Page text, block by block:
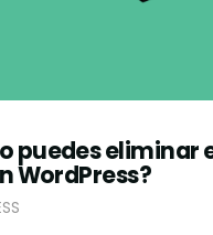
puedes eliminar
WordPress?